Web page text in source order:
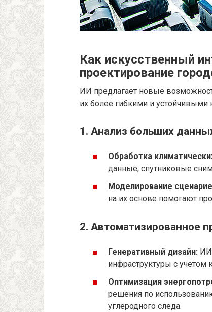
Как искусственный
проектирование
ИИ предлагает новые
их более гибкими и
1. Анализ больших
Обработка
данные, спутниковые
Моделирование
на их основе помогают
2. Автоматизированное
Генеративный дизайн: ИИ
инфраструктуры с учётом
Оптимизация
решения по
углеродного следа.